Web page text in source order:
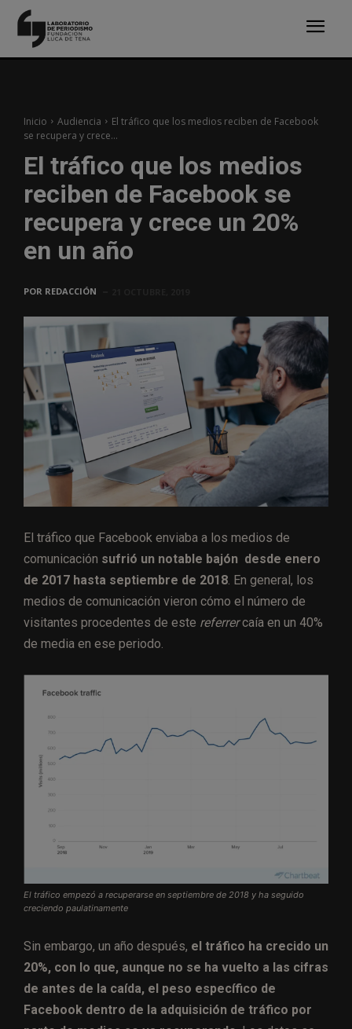
Inicio Audiencia
El tráfico que los medios reciben de Facebook
se recupera y crece...
El tráfico que los medios
reciben de Facebook se
recupera y crece un 20%
en un año
POR REDACCIÓN
El tráfico que Facebook enviaba a los medios de
comunicación sufrió un notable bajón desde enero
de 2017 hasta septiembre de 2018. En general, los
medios de comunicación vieron cómo el número de
visitantes procedentes de este referrercaía en un 40%
de media en ese periodo.
El tráfico empezó a recuperarse en septiembre de 2018 y ha seguido
creciendo paulatinamente
Sin embargo, un año después, el tráfico ha crecido un
20%, con lo que, aunque no se ha vuelto a las cifras
de antes de la caída, el peso específico de
Facebook dentro de la adquisición de tráfico por